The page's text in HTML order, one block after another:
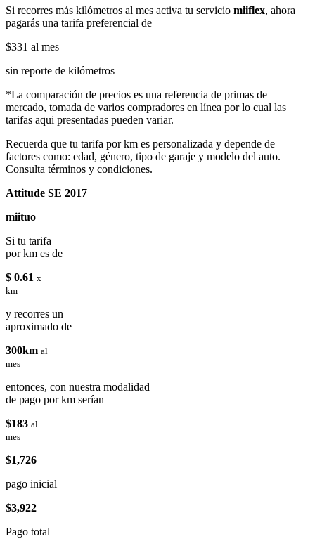
Si recorres más kilómetros al mes activa tu servicio miiflex, ahora
pagarás una tarifa preferencial de
$331 al mes
sin reporte de kilómetros
*La comparación de precios es una referencia de primas de
mercado, tomada de varios compradores en línea por lo cual las
tarifas aqui presentadas pueden variar.
Recuerda que tu tarifa por km es personalizada y depende de
factores como: edad, género, tipo de garaje y modelo del auto.
Consulta términos y condiciones.
Attitude SE 2017
miituo
Si tu tarifa
por km es de
$ 0.61 x
km
y recorres un
aproximado de
300km al
mes
entonces, con nuestra modalidad
de pago por km serían
$183 al
mes
$1,726
pago inicial
$3,922
Pago total